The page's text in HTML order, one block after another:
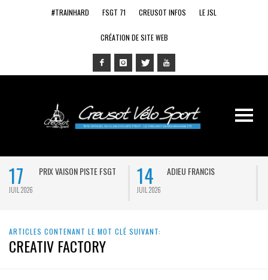
#TRAINHARD FSGT 71 CREUSOT INFOS LE JSL
CRÉATION DE SITE WEB
17
JUIL 2026
PRIX VAISON PISTE FSGT 14
JUIL 2026
ADIEU FRANCIS
ARTICLES CONTENANT LE MOT CLÉ SUIVANT:
CREATIV FACTORY